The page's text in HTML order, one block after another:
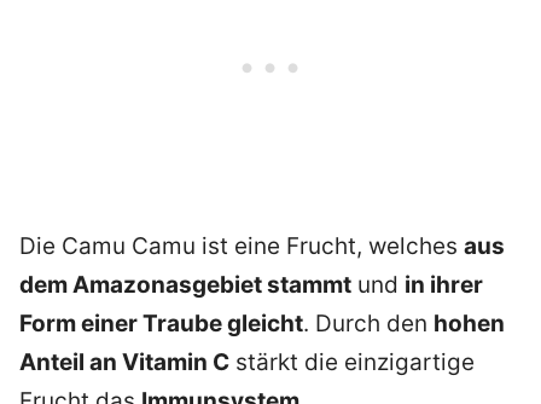
Die Camu Camu ist eine Frucht, welches aus
dem Amazonasgebiet stammt und in ihrer
Form einer Traube gleicht. Durch den hohen
Anteil an Vitamin C stärkt die einzigartige